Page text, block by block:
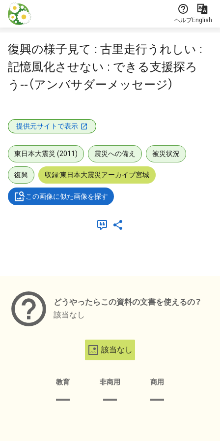
本文に飛ぶ
ヘルプEnglish
復興の様子見て : 古里走行うれしい :
記憶風化させない : できる支援探ろ
う--（アンバサダーメッセージ）
提供元サイトで表示
東日本大震災 (2011) 震災への備え 被災状況
復興 収録:東日本大震災アーカイブ宮城
この画像に似た画像を探す
どうやったらこの資料の文書を使えるの？
該当なし
該当なし
教育 非商用 商用